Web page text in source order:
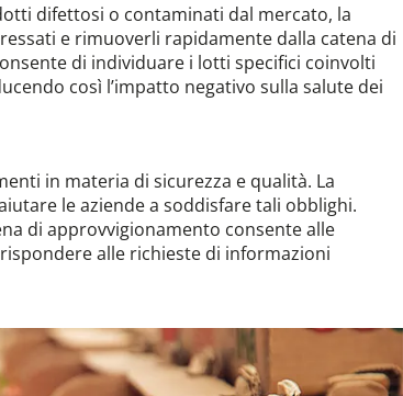
difettosi o contaminati dal mercato, la
e rimuoverli rapidamente dalla catena di
di individuare i lotti specifici coinvolti
così l’impatto negativo sulla salute dei
in materia di sicurezza e qualità. La
le aziende a soddisfare tali obblighi.
di approvvigionamento consente alle
alle richieste di informazioni